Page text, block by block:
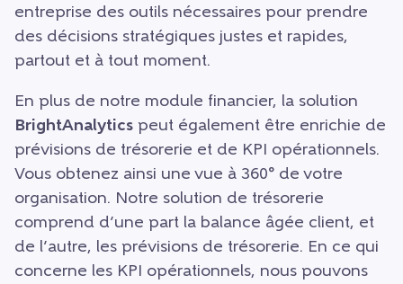
entreprise des outils nécessaires pour prendre
des décisions stratégiques justes et rapides,
partout et à tout moment.
En plus de notre module financier, la solution
BrightAnalytics peut également être enrichie de
prévisions de trésorerie et de KPI opérationnels.
Vous obtenez ainsi une vue à 360° de votre
organisation. Notre solution de trésorerie
comprend d’une part la balance âgée client, et
de l’autre, les prévisions de trésorerie. En ce qui
concerne les KPI opérationnels, nous pouvons